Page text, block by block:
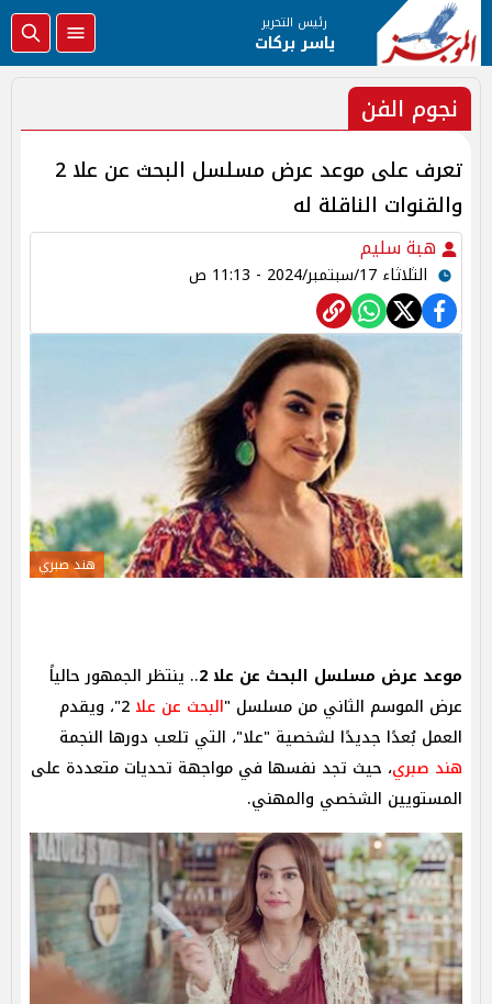
رئيس التحرير
ياسر بركات
نجوم الفن
تعرف على موعد عرض مسلسل البحث عن علا 2
والقنوات الناقلة له
هبة سليم
الثلاثاء 17/سبتمبر/2024 - 11:13 ص
هند صبري
موعد عرض مسلسل البحث عن علا 2 .. ينتظر الجمهور حالياً
عرض الموسم الثاني من مسلسل "البحث عن علا 2"، ويقدم
العمل بُعدًا جديدًا لشخصية "علا"، التي تلعب دورها النجمة
هند صبري، حيث تجد نفسها في مواجهة تحديات متعددة على
المستويين الشخصي والمهني.